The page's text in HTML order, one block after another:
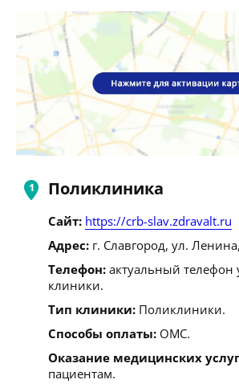
Поликлиника
Сайт: https://crb-slav.zdravalt.ru
Адрес: г. Славгород, ул.
Телефон: актуальный телефон
клиники.
Тип клиники: Поликлиники.
Способы оплаты: ОМС.
Оказание медицинских
пациентам.